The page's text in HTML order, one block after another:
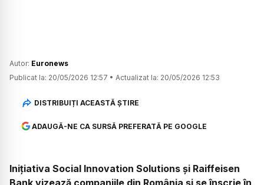
Autor: Euronews
Publicat la: 20/05/2026 12:57 • Actualizat la: 20/05/2026 12:53
DISTRIBUIȚI ACEASTĂ ȘTIRE
ADAUGĂ-NE CA SURSĂ PREFERATĂ PE GOOGLE
Inițiativa Social Innovation Solutions și Raiffeisen
Bank vizează companiile din România și se înscrie în